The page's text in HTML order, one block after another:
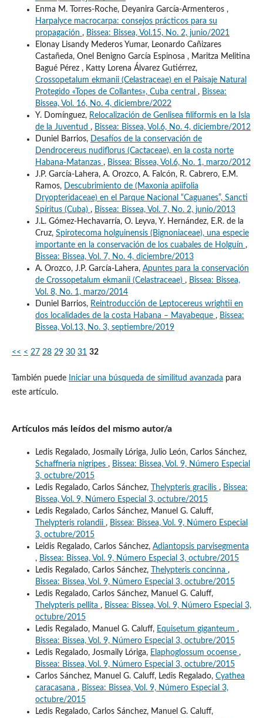
Enma M. Torres-Roche, Deyanira García-Armenteros ,
Harpalyce macrocarpa: consejos prácticos para su
propagación , Bissea: Bissea, Vol.15, No. 2, junio/2021
Elonay Lisandy Mederos Yumar, Leonardo Cañizares
Castañeda, Onel Benigno García Espinosa , Maritza Melitina
Bagué Pérez , Katty Lorena Álvarez Gutiérrez,
Crossopetalum ekmanii (Celastraceae) en el Paisaje Natural
Protegido «Topes de Collantes», Cuba central , Bissea:
Bissea, Vol. 16, No. 4, diciembre/2022
Y. Domínguez, Relocalización de Genlisea filiformis en la Isla
de la Juventud , Bissea: Bissea, Vol.6, No. 4, diciembre/2012
Duniel Barrios,
Desafíos de la conservación de
Dendrocereus nudiflorus (Cactaceae), en la costa norte
Habana-Matanzas , Bissea: Bissea, Vol.6, No. 1, marzo/2012
J.P. García-Lahera, A. Orozco, A. Falcón, R. Cabrero, E.M.
Ramos,
Descubrimiento de (Maxonia apiifolia
Dryopteridaceae) en el Parque Nacional “Caguanes”, Sancti
Spíritus (Cuba) , Bissea: Bissea, Vol. 7, No. 2, junio/2013
J.L. Gómez-Hechavarría, O. Leyva, Y. Hernández, E.R. de la
Cruz, Spirotecoma holguinensis (Bignoniaceae), una especie
importante en la conservación de los cuabales de Holguín ,
Bissea: Bissea, Vol. 7, No. 4, diciembre/2013
A. Orozco, J.P. García-Lahera, Apuntes para la conservación
de Crossopetalum ekmanii (Celastraceae) , Bissea: Bissea,
Vol. 8, No. 1, marzo/2014
Duniel Barrios, Reintroducción de Leptocereus wrightii en
dos localidades de la costa Habana – Mayabeque , Bissea:
Bissea, Vol.13, No. 3, septiembre/2019
<< < 27 28 29 30 31 32
También puede Iniciar una búsqueda de similitud avanzada para
este artículo.
Artículos más leídos del mismo autor/a
Ledis Regalado, Josmaily Lóriga, Julio León, Carlos Sánchez,
Schaffneria nigripes , Bissea: Bissea, Vol. 9, Número Especial
3, octubre/2015
Ledis Regalado, Carlos Sánchez,
Thelypteris gracilis , Bissea:
Bissea, Vol. 9, Número Especial 3, octubre/2015
Ledis Regalado, Carlos Sánchez, Manuel G. Caluff,
Thelypteris rolandii , Bissea: Bissea, Vol. 9, Número Especial
3, octubre/2015
Leidis Regalado, Carlos Sánchez, Adiantopsis parvisegmenta
, Bissea: Bissea, Vol. 9, Número Especial 3, octubre/2015
Ledis Regalado, Carlos Sánchez,
Thelypteris concinna ,
Bissea: Bissea, Vol. 9, Número Especial 3, octubre/2015
Ledis Regalado, Carlos Sánchez, Manuel G. Caluff,
Thelypteris pellita , Bissea: Bissea, Vol. 9, Número Especial 3,
octubre/2015
Ledis Regalado, Manuel G. Caluff, Equisetum giganteum ,
Bissea: Bissea, Vol. 9, Número Especial 3, octubre/2015
Ledis Regalado, Josmaily Lóriga, Elaphoglossum ocoense ,
Bissea: Bissea, Vol. 9, Número Especial 3, octubre/2015
Carlos Sánchez, Manuel G. Caluff, Ledis Regalado, Cyathea
caracasana , Bissea: Bissea, Vol. 9, Número Especial 3,
octubre/2015
Ledis Regalado, Carlos Sánchez, Manuel G. Caluff,